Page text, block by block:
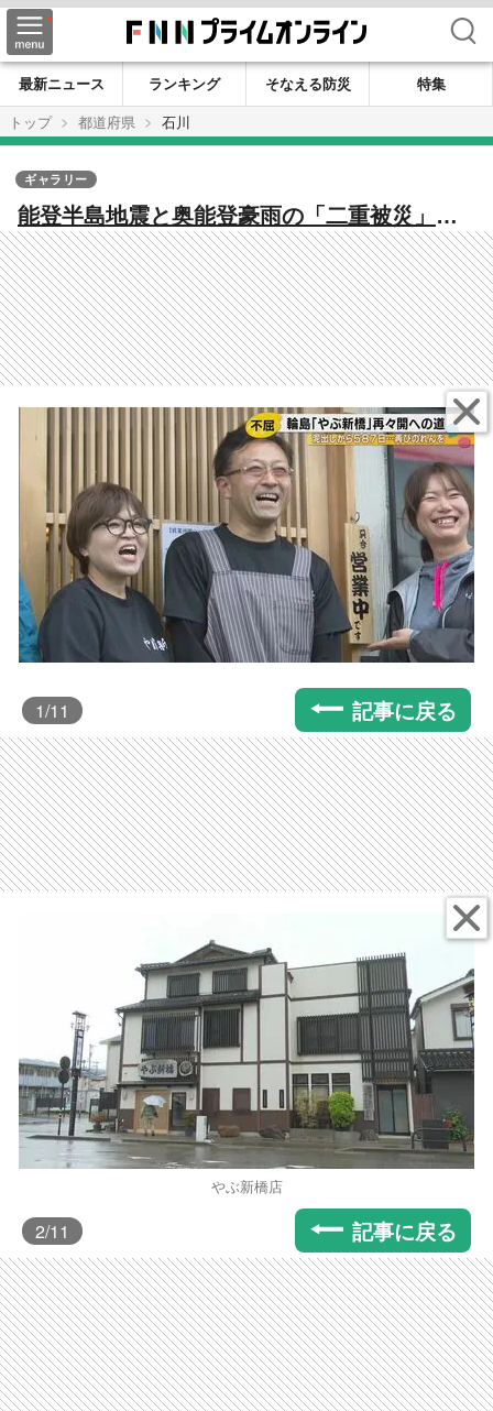
検索
最新ニュース ランキング そなえる防災
特集
トップ
都道府県 石川
能登半島地震と奥能登豪雨の「二重被災」で
も諦めなかった！輪島の蕎麦店主が再びのれ
んを掲げた日
ギャラリー
1/11 記事に戻る
やぶ新橋店
2/11 記事に戻る